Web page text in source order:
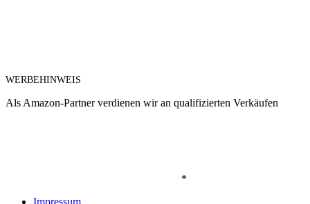
WERBEHINWEIS
Als Amazon-Partner verdienen wir an qualifizierten Verkäufen
*